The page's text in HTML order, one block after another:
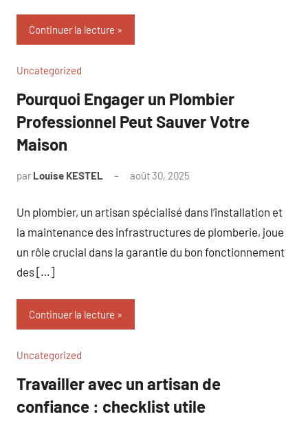
Continuer la lecture
Uncategorized
Pourquoi Engager un Plombier
Professionnel Peut Sauver Votre
Maison
par Louise KESTEL août 30, 2025
Un plombier, un artisan spécialisé dans l’installation et
la maintenance des infrastructures de plomberie, joue
un rôle crucial dans la garantie du bon fonctionnement
des […]
Continuer la lecture
Uncategorized
Travailler avec un artisan de
confiance : checklist utile